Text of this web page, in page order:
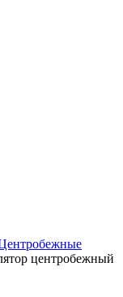
центробежный